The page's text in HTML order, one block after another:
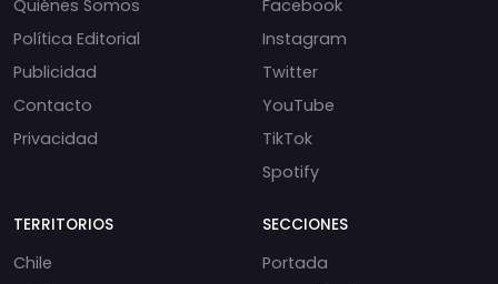
Quiénes Somos
Política Editorial
Publicidad
Contacto
Privacidad
Facebook
Instagram
Twitter
YouTube
TikTok
Spotify
TERRITORIOS
Chile
SECCIONES
Portada